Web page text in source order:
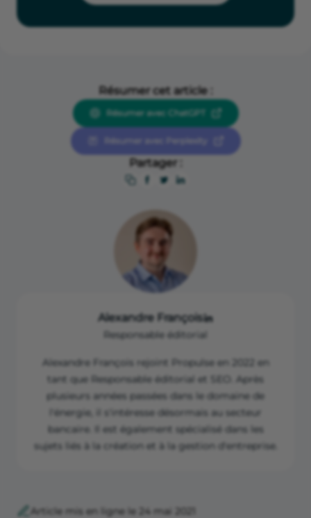
Résumer cet article :
Résumer avec ChatGPT
Résumer avec Perplexity
Partager :
Alexandre François
Responsable éditorial
Alexandre François rejoint Propulse en 2022 en
tant que Responsable éditorial et SEO. Après
plusieurs années passées dans le domaine de
l'énergie, il s'intéresse désormais au secteur
bancaire. Il est également spécialisé dans les
sujets liés à la création et à la gestion d'entreprise.
Article mis en ligne le 24 mai 2021